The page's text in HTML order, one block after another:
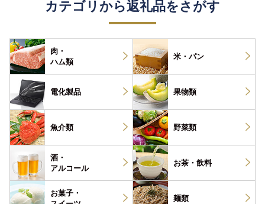
カテゴリから返礼品をさがす
肉・
ハム類
米・パン
電化製品 果物類
魚介類 野菜類
酒・
アルコール
お茶・ 飲料
お菓子・
麺類